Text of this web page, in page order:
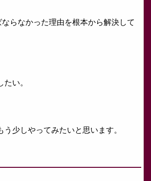
らなかった理由を根本から解決して
い。
少しやってみたいと思います。